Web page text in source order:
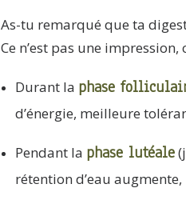
As-tu remarqué que ta
Ce n’est pas une impression,
Durant la phase
d’énergie, meilleure
Pendant la phase lutéale
rétention d’eau